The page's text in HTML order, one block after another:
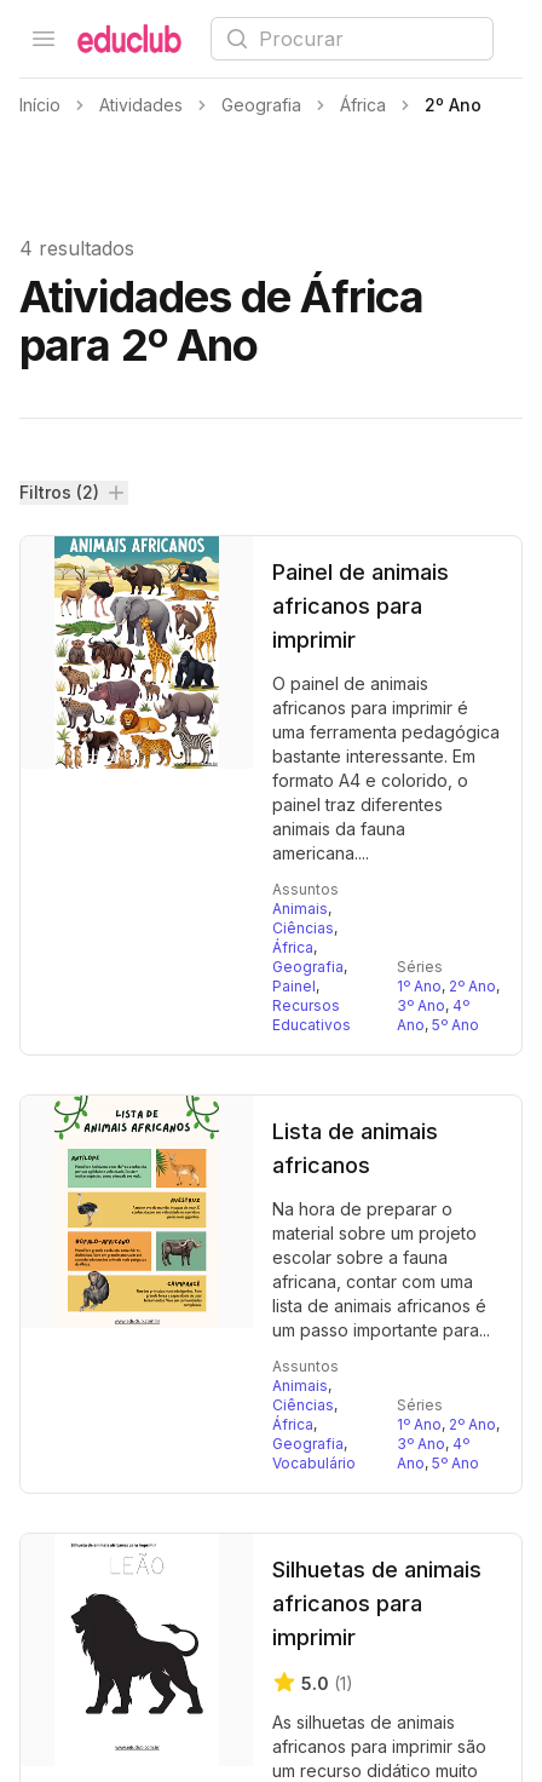
Open menu
Educlub Procurar
Início Atividades Geografia África 2º Ano
4 resultados
Atividades de África
para 2º Ano
Filtros
Filtros (2)
Painel de animais
africanos para
imprimir
O painel de animais
africanos para imprimir é
uma ferramenta pedagógica
bastante interessante. Em
formato A4 e colorido, o
painel traz diferentes
animais da fauna
americana....
Assuntos
Animais,
Ciências,
África,
Geografia,
Painel,
Recursos
Educativos
Séries
1º Ano, 2º Ano,
3º Ano, 4º
Ano, 5º Ano
Lista de animais
africanos
Na hora de preparar o
material sobre um projeto
escolar sobre a fauna
africana, contar com uma
lista de animais africanos é
um passo importante para...
Assuntos
Animais,
Ciências,
África,
Geografia,
Vocabulário
Séries
1º Ano, 2º Ano,
3º Ano, 4º
Ano, 5º Ano
Silhuetas de animais
africanos para
imprimir
5.0 (1)
As silhuetas de animais
africanos para imprimir são
um recurso didático muito